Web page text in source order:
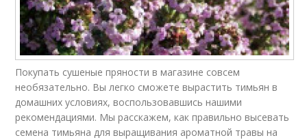
Покупать сушеные пряности в магазине совсем
необязательно. Вы легко сможете вырастить тимьян в
домашних условиях, воспользовавшись нашими
рекомендациями. Мы расскажем, как правильно высевать
семена тимьяна для выращивания ароматной травы на